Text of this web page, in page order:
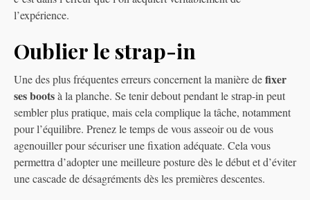
l’expérience.
Oublier le strap-in
Une des plus fréquentes erreurs concernent la manière defixer
ses bootsà la planche. Se tenir debout pendant le strap-in peut
sembler plus pratique, mais cela complique la tâche, notamment
pour l’équilibre. Prenez le temps de vous asseoir ou de vous
agenouiller pour sécuriser une fixation adéquate. Cela vous
permettra d’adopter une meilleure posture dès le début et d’éviter
une cascade de désagréments dès les premières descentes.